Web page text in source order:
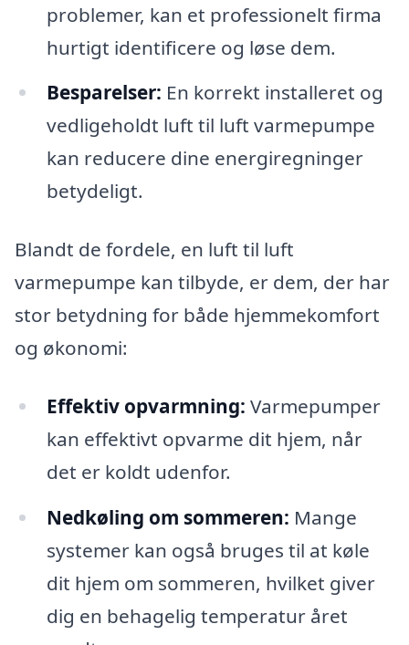
problemer, kan et professionelt firma
hurtigt identificere og løse dem.
Besparelser: En korrekt installeret og
vedligeholdt luft til luft varmepumpe
kan reducere dine energiregninger
betydeligt.
Blandt de fordele, en luft til luft
varmepumpe kan tilbyde, er dem, der har
stor betydning for både hjemmekomfort
og økonomi:
Effektiv opvarmning: Varmepumper
kan effektivt opvarme dit hjem, når
det er koldt udenfor.
Nedkøling om sommeren: Mange
systemer kan også bruges til at køle
dit hjem om sommeren, hvilket giver
dig en behagelig temperatur året